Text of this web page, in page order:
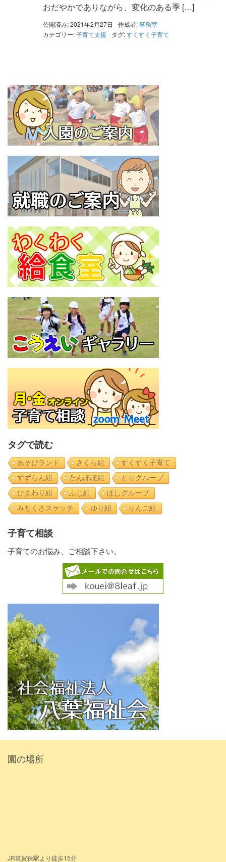
おだやかでありながら、変化のある季 […]
公開済み: 2021年2月27日 作成者:事務室
カテゴリー:子育て支援 タグ:すくすく子育て
タグで読む
あそびランド さくら組
すくすく子育て
すずらん組
たんぽぽ組
とりグループ
ひまわり組
ふじ組
ほしグループ
みちくさスケッチ
ゆり組 りんご組
子育て相談
子育てのお悩み、ご相談下さい。
園の場所
JR英賀保駅より徒歩15分